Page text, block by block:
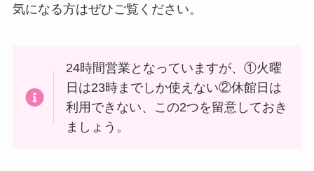
気になる方はぜひご覧ください。
24時間営業となっていますが、①火曜
日は23時までしか使えない②休館日は
利用できない、この2つを留意しておき
ましょう。